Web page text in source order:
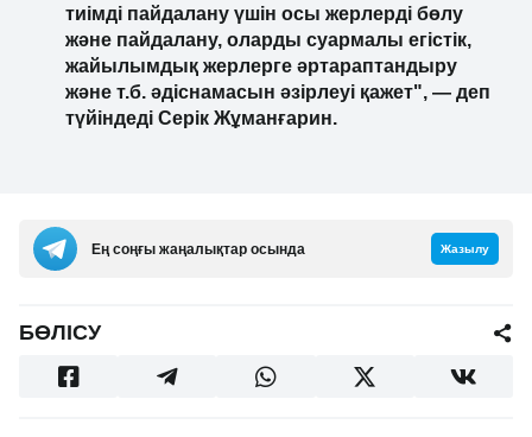
тиімді пайдалану үшін осы жерлерді бөлу
және пайдалану, оларды суармалы егістік,
жайылымдық жерлерге әртараптандыру
және т.б. әдіснамасын әзірлеуі қажет", — деп
түйіндеді Серік Жұманғарин.
Ең соңғы жаңалықтар осында Жазылу
БӨЛІСУ